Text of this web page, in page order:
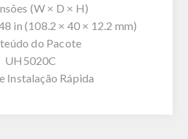
(W × D × H)
in (108.2 × 40 × 12.2 mm)
do Pacote
UH5020C
Instalação Rápida